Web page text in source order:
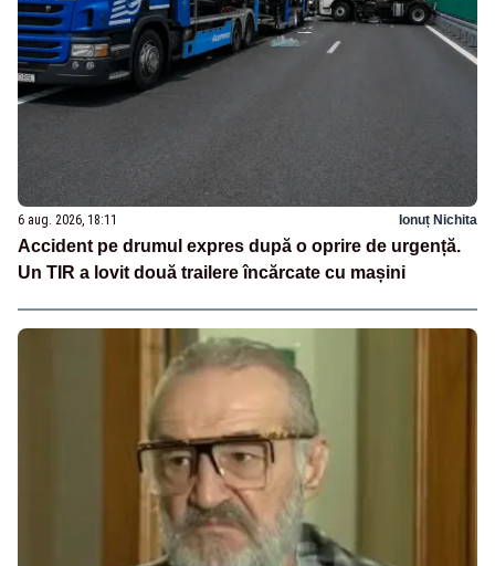
6 aug. 2026, 18:11 Ionuț Nichita
Accident pe drumul expres după o oprire de urgență.
Un TIR a lovit două trailere încărcate cu mașini